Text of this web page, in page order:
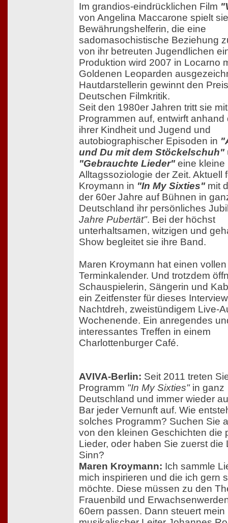
Im grandios-eindrücklichen Film
von Angelina Maccarone spielt
Bewährungshelferin, die eine
sadomasochistische Beziehung
von ihr betreuten Jugendlichen
Produktion wird 2007 in Locarno
Goldenen Leoparden
Hautdarstellerin gewinnt den
Deutschen Filmkritik.
Seit den 1980er Jahren tritt sie
Programmen auf, entwirft anhand
ihrer Kindheit und Jugend und
autobiographischer Episoden in
und Du mit dem Stöckelschuh"
"Gebrauchte Lieder" eine kleine
Alltagssoziologie der Zeit. Aktuell
Kroymann in "In My Sixties" mit
der 60er Jahre auf Bühnen in
Deutschland ihr persönliches
Jahre Pubertät". Bei der höchst
unterhaltsamen, witzigen und
Show begleitet sie ihre Band.
Maren Kroymann hat einen vollen
Terminkalender. Und trotzdem
Schauspielerin, Sängerin und
ein Zeitfenster für dieses
Nachtdreh, zweistündigem Live-
Wochenende. Ein anregendes
interessantes Treffen in einem
Charlottenburger Café.
AVIVA-Berlin: Seit 2011 treten
Programm "In My Sixties"in ganz
Deutschland und immer wieder
Bar jeder Vernunft auf. Wie
solches Programm? Suchen Sie
von den kleinen Geschichten die
Lieder, oder haben Sie zuerst die
Sinn?
Maren Kroymann: Ich sammle
mich inspirieren und die ich gern
möchte. Diese müssen zu den
Frauenbild und
60ern passen. Dann steuert mein